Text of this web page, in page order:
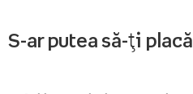
S-ar putea să-ți placă